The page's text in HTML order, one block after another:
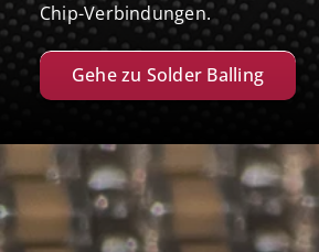
Chip-Verbindungen.
Gehe zu Solder Balling